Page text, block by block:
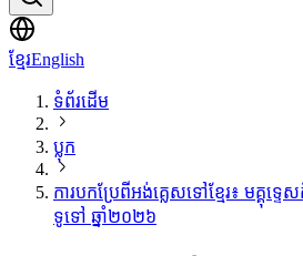
ខ្មែរEnglish
ទំព័រដើម
ប្លុក
ការបកប្រែពីអង់គ្លេសទៅខ្មែរ៖ មគ្គុ
ទូទៅ ឆ្នាំ២០២៦